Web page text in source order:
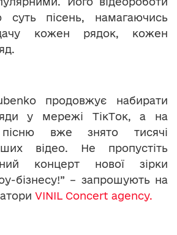
суть пісень, намагаючись
кожен рядок, кожен
продовжує набирати
у мережі TікTок, а на
вже знято тисячі
відео. Не пропустіть
концерт нової зірки
бізнесу!” – запрошують на
VINIL Concert agency.